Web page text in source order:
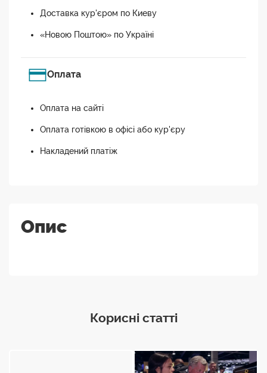
Доставка кур'єром по Киеву
«Новою Поштою» по Україні
Оплата
Оплата на сайті
Оплата готівкою в офісі або кур'єру
Накладений платіж
Опис
Корисні статті